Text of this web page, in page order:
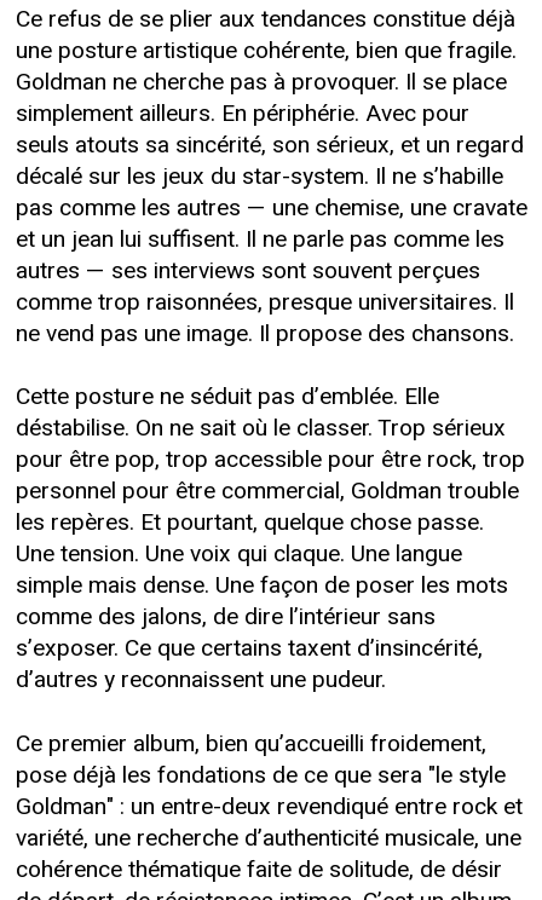
Ce refus de se plier aux tendances constitue déjà
une posture artistique cohérente, bien que fragile.
Goldman ne cherche pas à provoquer. Il se place
simplement ailleurs. En périphérie. Avec pour
seuls atouts sa sincérité, son sérieux, et un regard
décalé sur les jeux du star-system. Il ne s’habille
pas comme les autres — une chemise, une cravate
et un jean lui suffisent. Il ne parle pas comme les
autres — ses interviews sont souvent perçues
comme trop raisonnées, presque universitaires. Il
ne vend pas une image. Il propose des chansons.
Cette posture ne séduit pas d’emblée. Elle
déstabilise. On ne sait où le classer. Trop sérieux
pour être pop, trop accessible pour être rock, trop
personnel pour être commercial, Goldman trouble
les repères. Et pourtant, quelque chose passe.
Une tension. Une voix qui claque. Une langue
simple mais dense. Une façon de poser les mots
comme des jalons, de dire l’intérieur sans
s’exposer. Ce que certains taxent d’insincérité,
d’autres y reconnaissent une pudeur.
Ce premier album, bien qu’accueilli froidement,
pose déjà les fondations de ce que sera "le style
Goldman" : un entre-deux revendiqué entre rock et
variété, une recherche d’authenticité musicale, une
cohérence thématique faite de solitude, de désir